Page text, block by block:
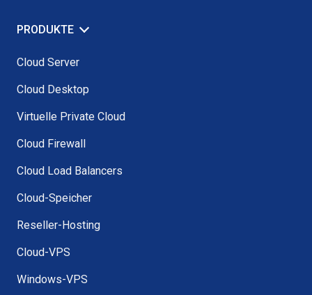
PRODUKTE
Cloud Server
Cloud Desktop
Virtuelle Private Cloud
Cloud Firewall
Cloud Load Balancers
Cloud-Speicher
Reseller-Hosting
Cloud-VPS
Windows-VPS